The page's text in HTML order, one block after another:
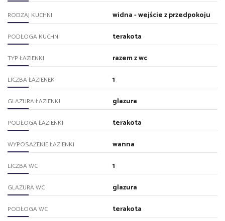
RODZAJ KUCHNI widna - wejście z przedpokoju
PODŁOGA KUCHNI terakota
TYP ŁAZIENKI razem z wc
LICZBA ŁAZIENEK 1
GLAZURA ŁAZIENKI glazura
PODŁOGA ŁAZIENKI terakota
WYPOSAŻENIE ŁAZIENKI wanna
LICZBA WC 1
GLAZURA WC glazura
PODŁOGA WC terakota